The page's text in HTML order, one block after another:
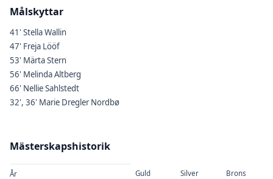
Målskyttar
41' Stella Wallin
47' Freja Lööf
53' Märta Stern
56' Melinda Altberg
66' Nellie Sahlstedt
32', 36' Marie Dregler Nordbø
Mästerskapshistorik
År Guld Silver Brons